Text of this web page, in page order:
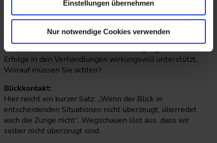
Einstellungen übernehmen
Nur notwendige Cookies verwenden
Rethorik in Verhandlungen
Es ist die Plattform welche die Überzeugungskraft und
Erfolge in den Verhandlungen wirkungsvoll unterstützt.
Worauf müssen Sie achten?
Blickkontakt:
Hier reicht ein kurzer Satz. „Wenn der Blick in
entscheidenden Situationen nicht überzeugt, überredet
auch die Zunge nicht“. Wegschauen löst aus, dass wir
selber nicht überzeugt sind.